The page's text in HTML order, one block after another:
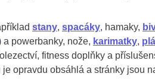
stany, spacáky, hamaky,
a powerbanky, nože, karimatky,
fitness doplňky a
opravdu obsáhlá a stránky jsou